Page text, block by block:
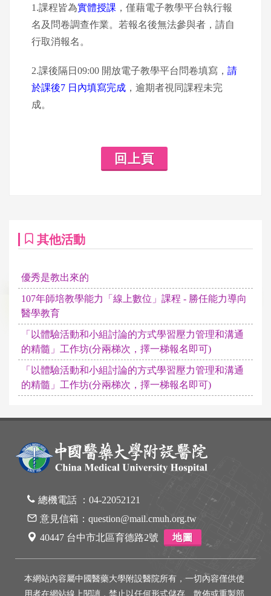
1.課程皆為實體授課 ，僅藉電子教學平台執行報
名及問卷調查作業。若報名後無法參與者，請自
行取消報名。
2.課後隔日09:00 開放電子教學平台問卷填寫， 請
於課後7 日內填寫完成，逾期者視同課程未完
成。
回上頁
其他活動
優秀是教出來的
107年師培教學能力「線上數位」課程 - 勝任能力導向
醫學教育
「以體驗活動和小組討論的方式學習壓力管理和溝通
的精髓」工作坊(分兩梯次，擇一梯報名即可)
「以體驗活動和小組討論的方式學習壓力管理和溝通
的精髓」工作坊(分兩梯次，擇一梯報名即可)
總機電話 ： 04-22052121
意見信箱： question@mail.cmuh.org.tw
40447 台中市北區育德路2號
地圖
本網站內容屬中國醫藥大學附設醫院所有，一切內容僅供使
用者在網站線上閱讀，禁止以任何形式儲存、散佈或重製部